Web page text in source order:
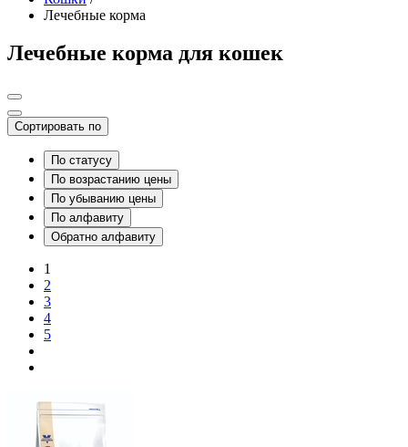
Лечебные корма
Лечебные корма для кошек
Сортировать по
По статусу
По возрастанию цены
По убыванию цены
По алфавиту
Обратно алфавиту
1
2
3
4
5